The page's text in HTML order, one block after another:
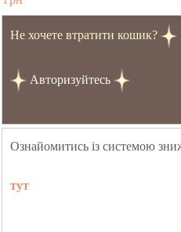
Не хочете втратити кошик?
Авторизуйтесь
Ознайомитись із системою
тут